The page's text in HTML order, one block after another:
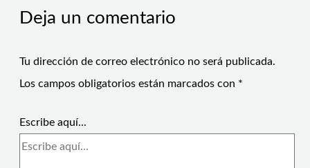
Deja un comentario
Tu dirección de correo electrónico no será publicada.
Los campos obligatorios están marcados con *
Escribe aquí...